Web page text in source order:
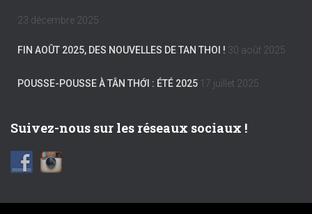
23 décembre 2025
FIN AOÛT 2025, DES NOUVELLES DE TAN THOI ! 30 août 2025
POUSSE-POUSSE À TÂN THỚI : ÉTÉ 2025 17 juillet 2025
Suivez-nous sur les réseaux sociaux !